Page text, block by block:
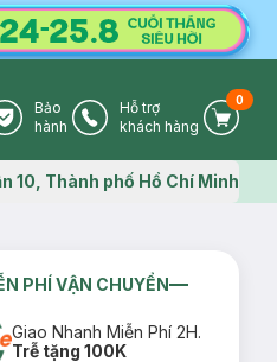
Warranty Icon
Bảo
hành
Phone Icon
Hỗ trợ
khách hàng
Cart
0
Map icon
10, Thành phố Hồ Chí Minh
PHÍ VẬN CHUYỂN
Giao Nhanh Miễn Phí 2H.
Trễ tặng 100K